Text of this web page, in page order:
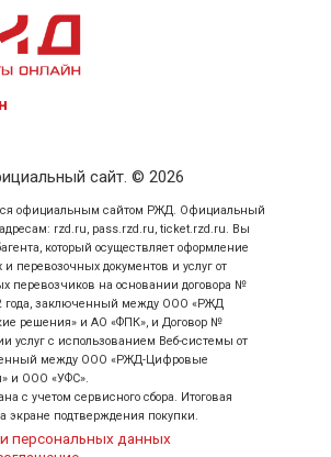
14-значный номер заказа;
личности пассажира, на
сайт. © 2026
официальным сайтом РЖД. Официальный
rzd.ru, pass.rzd.ru, ticket.rzd.ru. Вы
который осуществляет оформление
перевозочных документов и услуг от
перевозчиков на основании договора №
года, заключенный между ООО «РЖД
решения» и АО «ФПК», и Договор №
услуг с использованием Веб-системы от
между ООО «РЖД-Цифровые
и ООО «УФС».
с учетом сервисного сбора. Итоговая
экране подтверждения покупки.
персональных данных